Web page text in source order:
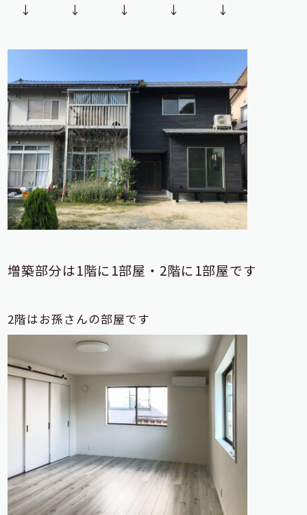
↓ ↓ ↓ ↓ ↓
増築部分は1階に1部屋・2階に1部屋です
2階はお孫さんの部屋です